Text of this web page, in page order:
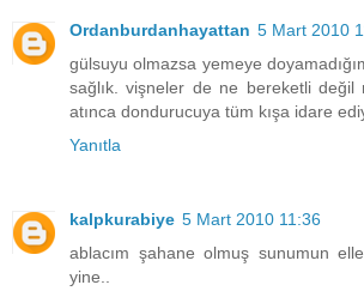
Ordanburdanhayattan 5 Mart 2010
gülsuyu olmazsa yemeye
sağlık. vişneler de ne bereketli değil
atınca dondurucuya tüm kışa idare
Yanıtla
kalpkurabiye 5 Mart 2010 11:36
ablacım şahane olmuş sunumun
yine..